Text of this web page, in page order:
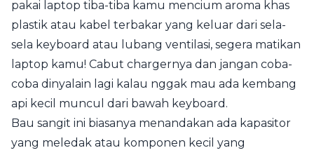
pakai laptop tiba-tiba kamu mencium aroma khas
plastik atau kabel terbakar yang keluar dari sela-
sela keyboard atau lubang ventilasi, segera matikan
laptop kamu! Cabut chargernya dan jangan coba-
coba dinyalain lagi kalau nggak mau ada kembang
api kecil muncul dari bawah keyboard.
Bau sangit ini biasanya menandakan ada kapasitor
yang meledak atau komponen kecil yang